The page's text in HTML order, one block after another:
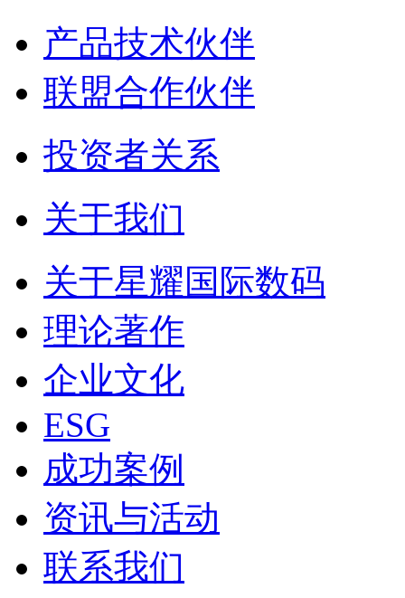
产品技术伙伴
联盟合作伙伴
投资者关系
关于我们
关于星耀国际数码
理论著作
企业文化
ESG
成功案例
资讯与活动
联系我们